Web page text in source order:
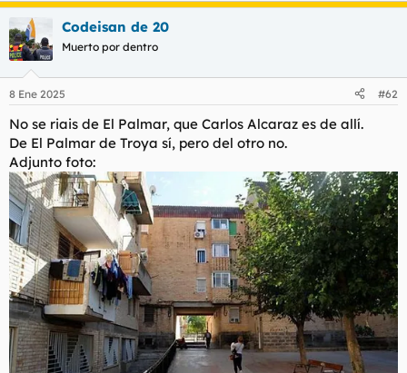
Codeisan de 20
Muerto por dentro
8 Ene 2025 #62
No se riais de El Palmar, que Carlos Alcaraz es de allí.
De El Palmar de Troya sí, pero del otro no.
Adjunto foto: